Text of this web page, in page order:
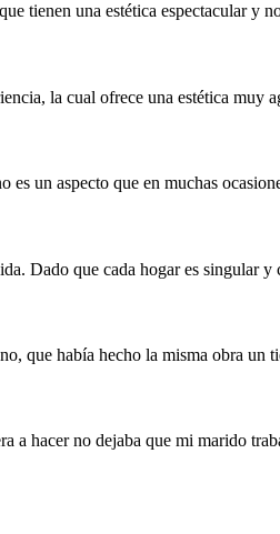
tienen una estética espectacular y
la cual ofrece una estética muy
un aspecto que en muchas
Dado que cada hogar es singular y
que había hecho la misma obra un
a hacer no dejaba que mi marido